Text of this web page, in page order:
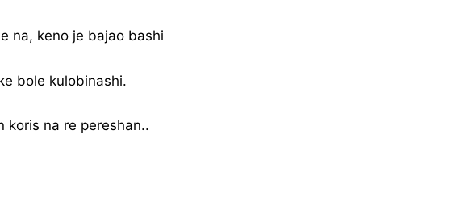
na, keno je bajao bashi
bole kulobinashi.
koris na re pereshan..